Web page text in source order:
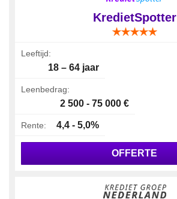
KredietSpotter
Leeftijd:
18 – 64 jaar
Leenbedrag:
2 500 - 75 000 €
Rente: 4,4 - 5,0%
OFFERTE